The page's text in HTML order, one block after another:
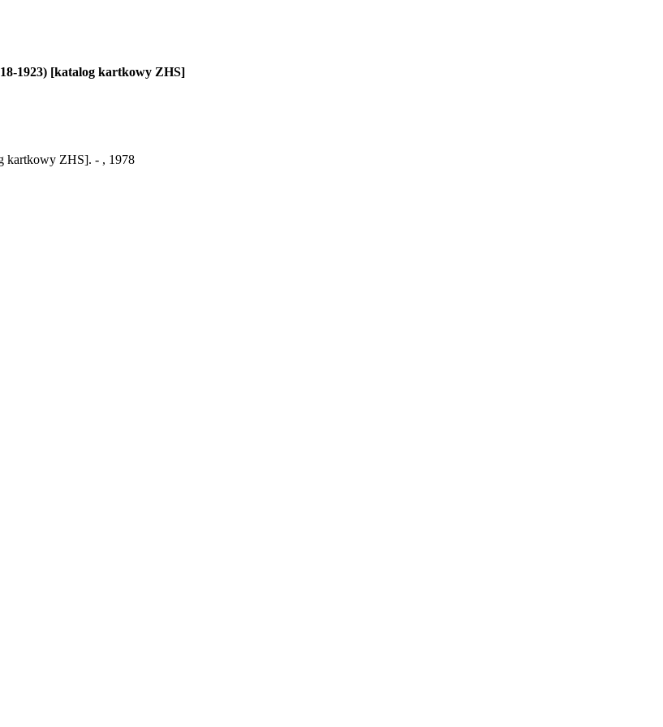
1923) [katalog kartkowy ZHS]
kartkowy ZHS]. - , 1978